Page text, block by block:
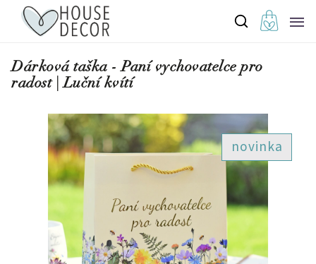
Dárková taška - Paní vychovatelce pro
radost | Luční kvítí
novinka